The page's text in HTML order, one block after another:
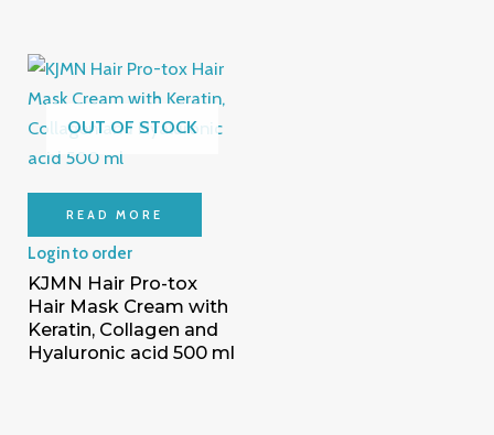
OUT OF STOCK
READ MORE
Login to order
KJMN Hair Pro-tox
Hair Mask Cream with
Keratin, Collagen and
Hyaluronic acid 500 ml